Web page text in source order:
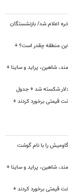
اعلام شد/ بازنشستگان
منطقه چقدر است؟ +
شاهین، پراید و ساینا +
و سکه به هسته سخت قیمتی برخورد کردند +
را با نام گوشت
شاهین، پراید و ساینا +
و سکه به هسته سخت قیمتی برخورد کردند +